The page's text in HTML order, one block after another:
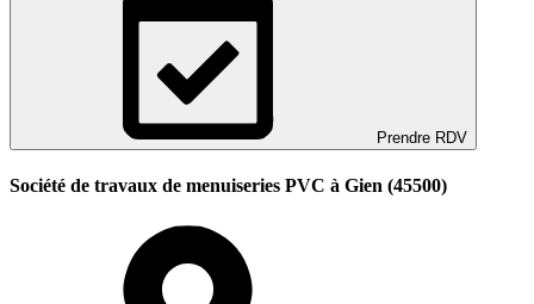
Prendre RDV
Société de travaux de menuiseries PVC à Gien (45500)